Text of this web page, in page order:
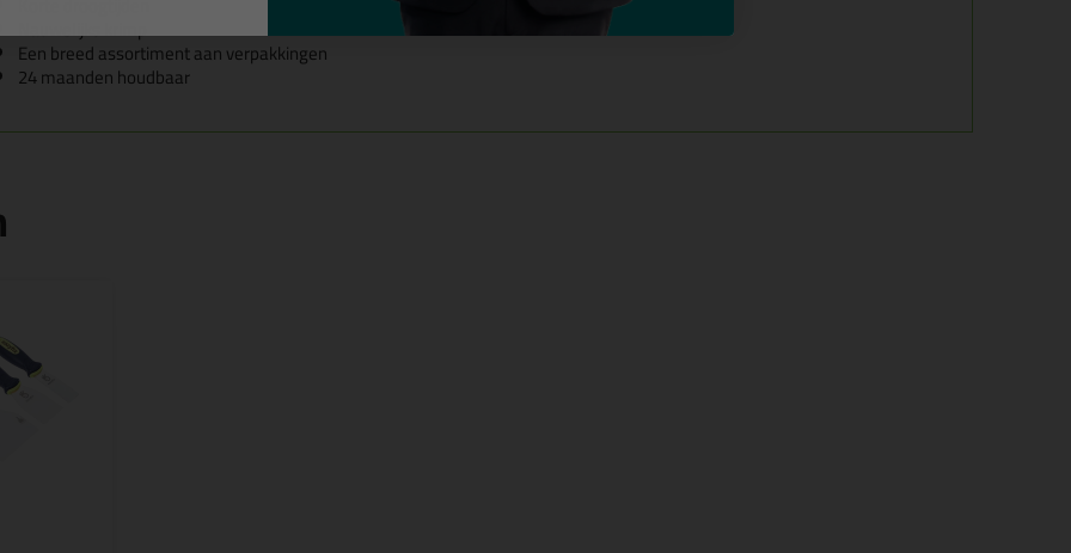
Nauwelijks krimp
Een breed assortiment aan verpakkingen
24 maanden houdbaar